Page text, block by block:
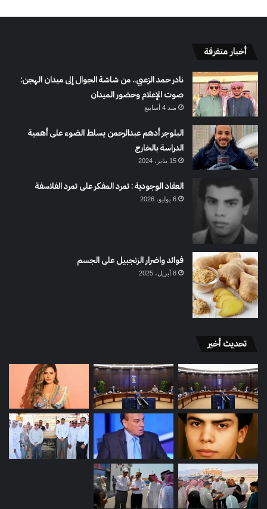
أخبار متفرقة
نادر حمد الزعبي.. من شاشة الجوال إلى ميدان الهجن:
صوت الإعلام وحضور الميدان
منذ 4 أسابيع
البلوجر أدهم عبدالرحمن يسلط الضوء على أهمية
الدراسة بالخارج
15 يناير، 2024
العقاد الوجودية : تمرد المفكر على تمرد الفلاسفة
6 يوليو، 2026
فوائد واضرار الزنجبيل على الجسم
8 أبريل، 2025
تحديث أخير